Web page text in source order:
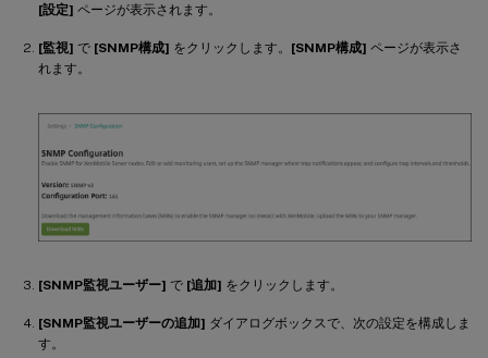
[設定] ページが表示されます。
[監視] で [SNMP構成] をクリックします。 [SNMP構成] ページが表示さ
れます。
[SNMP監視ユーザー] で [追加] をクリックします。
[SNMP監視ユーザーの追加] ダイアログボックスで、次の設定を構成しま
す。